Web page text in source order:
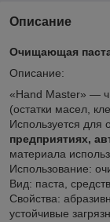
Описание
Очищающая паста
Описание:
«Hand Master» —
(остатки масел,
Используется для
предприятиях,
материала
Использование:
Вид: паста,
Свойства:
устойчивые